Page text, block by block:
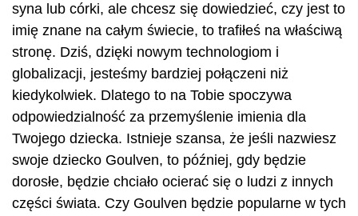
syna lub córki, ale chcesz się dowiedzieć, czy jest to
imię znane na całym świecie, to trafiłeś na właściwą
stronę. Dziś, dzięki nowym technologiom i
globalizacji, jesteśmy bardziej połączeni niż
kiedykolwiek. Dlatego to na Tobie spoczywa
odpowiedzialność za przemyślenie imienia dla
Twojego dziecka. Istnieje szansa, że jeśli nazwiesz
swoje dziecko Goulven, to później, gdy będzie
dorosłe, będzie chciało ocierać się o ludzi z innych
części świata. Czy Goulven będzie popularne w tych